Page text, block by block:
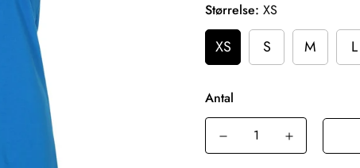
Størrelse: XS
XS S M L
Antal